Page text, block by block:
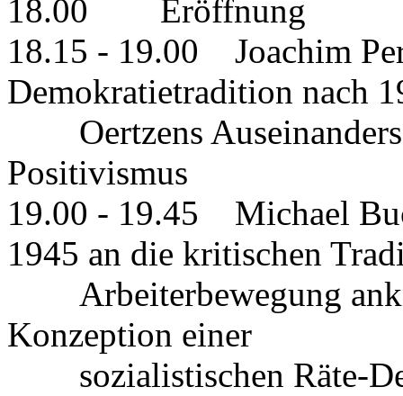
18.00 Eröffnung
18.15 - 19.00 Joachim
Demokratietradition nach
Oertzens
Positivismus
19.00 - 19.45 Michael
1945 an die kritischen
Arbeiterbewegung
Konzeption einer
sozialistischen Räte-